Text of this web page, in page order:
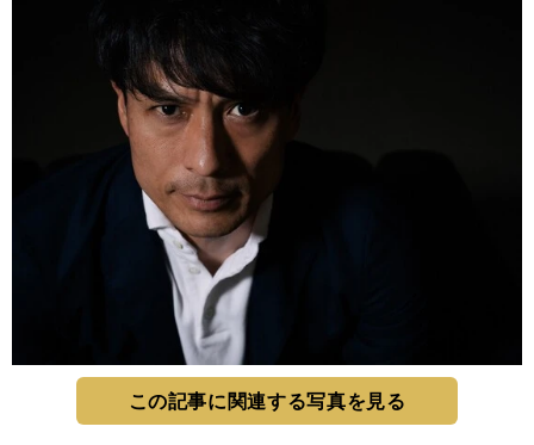
この記事に関連する写真を見る